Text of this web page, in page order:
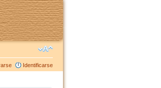
Identificarse